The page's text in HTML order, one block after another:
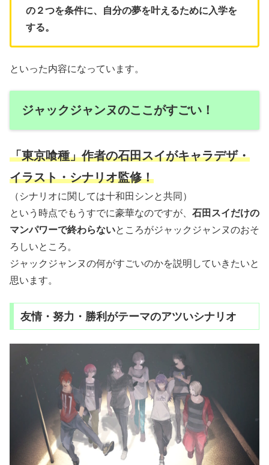
の２つを条件に、自分の夢を叶えるために入学を
する。
といった内容になっています。
ジャックジャンヌのここがすごい！
「東京喰種」作者の石田スイがキャラデザ・
イラスト・シナリオ監修！
（シナリオに関しては十和田シンと共同）
という時点でもうすでに豪華なのですが、 石田スイだけの
マンパワーで終わらないところがジャックジャンヌのおそ
ろしいところ。
ジャックジャンヌの何がすごいのかを説明していきたいと
思います。
友情・努力・勝利がテーマのアツいシナリオ